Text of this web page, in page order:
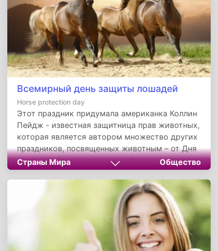
Всемирный день защиты лошадей
Horse protection day
Этот праздник придумала американка Коллин
Пейдж - известная защитница прав животных,
которая является автором множество других
праздников, посвященных животным – от Дня
кошек до Дня выгула собак. Для женщины
кони - это символ свободы. Она с детства
занималась верховой ездой и уходом за
лошадьми, поэтому испытывает особые
чувства к этим животным.
Страны Мира Общество